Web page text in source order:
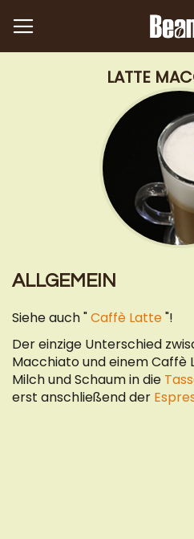
LATTE
ALLGEMEIN
Siehe auch "Caffè Latte "!
Der einzige Unterschied
Macchiato und einem Caffè
Milch und Schaum in die
erst anschließend der